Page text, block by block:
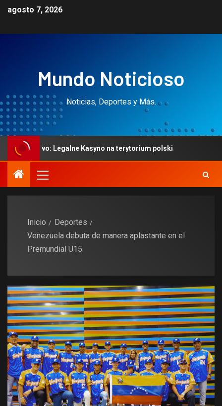
agosto 7, 2026
Mundo Noticioso
Noticias, Deportes y Más.
Legalne Kasyno na terytorium polski
Inicio
Deportes
Venezuela debuta de manera aplastante en el
Premundial U15